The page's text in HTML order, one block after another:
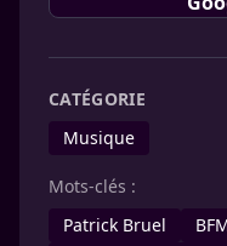
CATÉGORIE
Musique
Mots-clés :
Patrick Bruel